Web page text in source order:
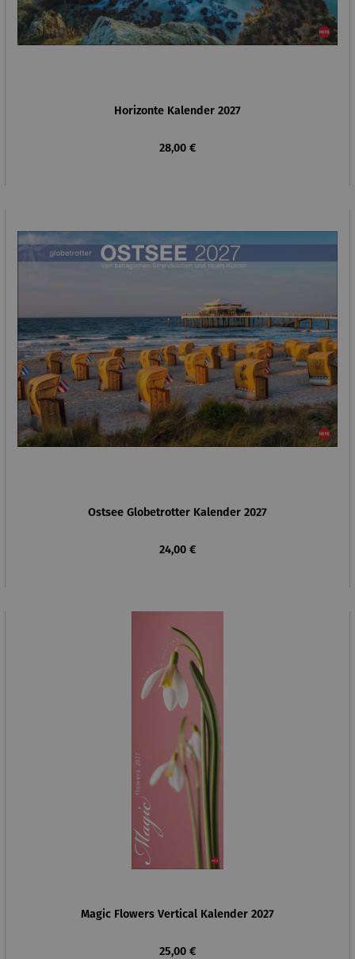
Horizonte Kalender 2027
Regulärer Preis:
28,00 €
Ostsee Globetrotter Kalender 2027
Regulärer Preis:
24,00 €
Magic Flowers Vertical Kalender 2027
Regulärer Preis:
25,00 €